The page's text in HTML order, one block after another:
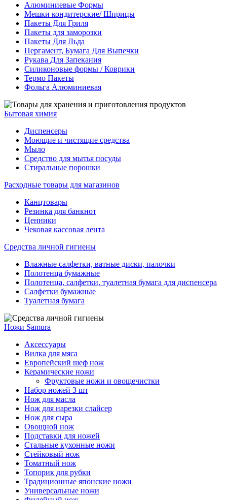
Алюминиевые Формы
Мешки кондитерские/ Шприцы
Пакеты Для Гриля
Пакеты для заморозки
Пакеты Для Льда
Пергамент, Бумага Для Выпечки
Рукава Для Запекания
Силиконовые формы / Коврики
Термо Пакеты
Фольга Алюминиевая
Бытовая химия
Диспенсеры
Моющие и чистящие средства
Мыло
Средство для мытья посуды
Стиральные порошки
Расходные товары для магазинов
Канцтовары
Резинка для банкнот
Ценники
Чековая кассовая лента
Средства личной гигиены
Влажные салфетки, ватные диски, палочки
Полотенца бумажные
Полотенца, салфетки, туалетная бумага для диспенсера
Салфетки бумажные
Туалетная бумага
Ножи Samura
Аксессуары
Вилка для мяса
Европейский шеф нож
Керамические ножи
Фруктовые ножи и овощечистки
Набор ножей 3 шт
Нож для масла
Нож для нарезки слайсер
Нож для сыра
Овощной нож
Подставки для ножей
Стальные кухонные ножи
Стейковый нож
Томатный нож
Топорик для рубки
Традиционные японские ножи
Универсальные ножи